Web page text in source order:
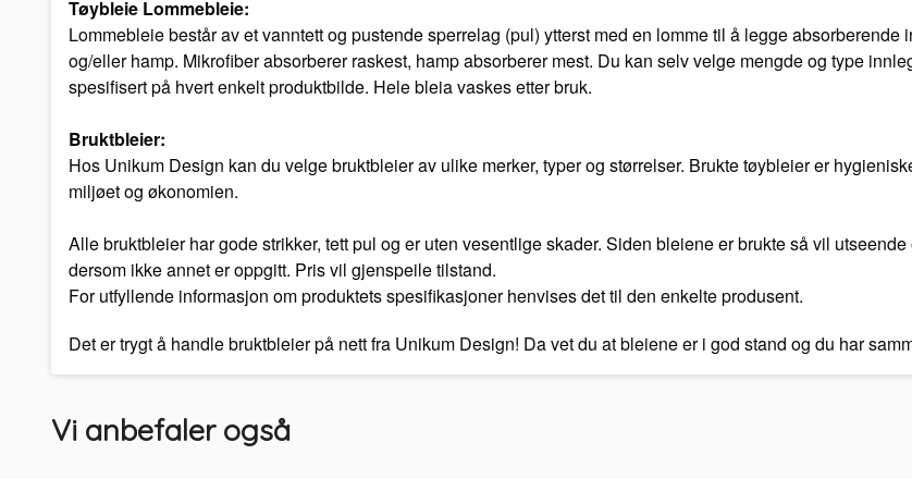
Tøybleie Lommebleie:
Lommebleie består av et vanntett og pustende sperrelag (pul) ytterst med en lomme til å legge
og/eller hamp. Mikrofiber absorberer raskest, hamp absorberer mest. Du kan selv velge mengde og type
spesifisert på hvert enkelt produktbilde. Hele bleia vaskes etter bruk.
Bruktbleier:
Hos Unikum Design kan du velge bruktbleier av ulike merker, typer og størrelser. Brukte tøybleier er
miljøet og økonomien.
Alle bruktbleier har gode strikker, tett pul og er uten vesentlige skader. Siden bleiene er brukte så vil
dersom ikke annet er oppgitt. Pris vil gjenspeile tilstand.
For utfyllende informasjon om produktets spesifikasjoner henvises det til den enkelte produsent.
Det er trygt å handle bruktbleier på nett fra Unikum Design! Da vet du at bleiene er i god stand og du har
Vi anbefaler også